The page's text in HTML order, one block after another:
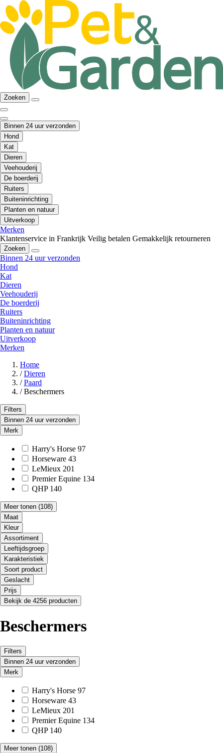
Zoeken
Binnen 24 uur verzonden
Hond
Kat
Dieren
Veehouderij
De boerderij
Ruiters
Buiteninrichting
Planten en natuur
Uitverkoop
Merken
Klantenservice in Frankrijk Veilig betalen Gemakkelijk retourneren
Zoeken
Binnen 24 uur verzonden
Hond
Kat
Dieren
Veehouderij
De boerderij
Ruiters
Buiteninrichting
Planten en natuur
Uitverkoop
Merken
Home
/ Dieren
/ Paard
/ Beschermers
Filters
Binnen 24 uur verzonden
Merk
Harry's Horse 97
Horseware 43
LeMieux 201
Premier Equine 134
QHP 140
Meer tonen (108)
Maat
Kleur
Assortiment
Leeftijdsgroep
Karakteristiek
Soort product
Geslacht
Prijs
Bekijk de 4256 producten
Beschermers
Filters
Binnen 24 uur verzonden
Merk
Harry's Horse 97
Horseware 43
LeMieux 201
Premier Equine 134
QHP 140
Meer tonen (108)